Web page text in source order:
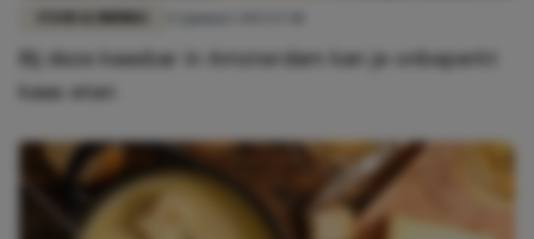
Bij deze kaasbar in Amsterdam kan je onbeperkt
kaas eten